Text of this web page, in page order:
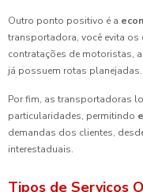
Outro ponto positivo é a
transportadora, você evita os
contratações de motoristas,
já possuem rotas planejadas.
Por fim, as transportadoras
particularidades, permitindo
demandas dos clientes,
interestaduais.
Tipos de Serviços